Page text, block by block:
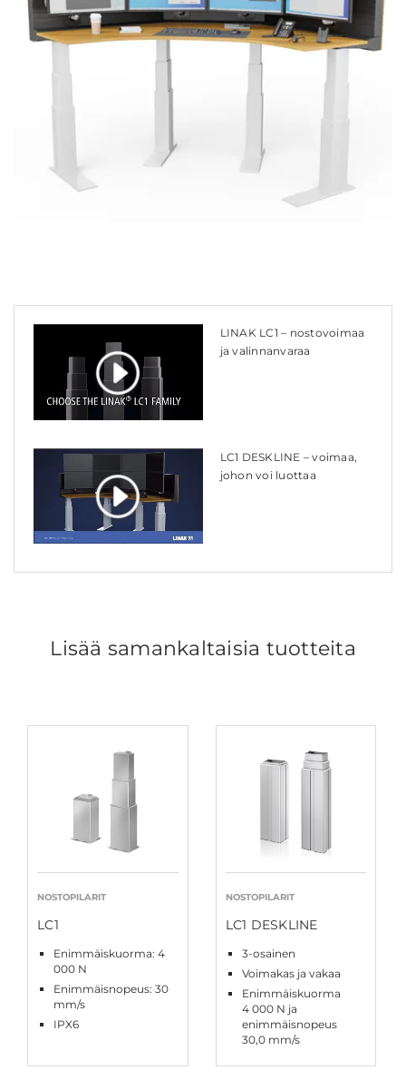
LINAK LC1 – nostovoimaa
ja valinnanvaraa
LC1 DESKLINE – voimaa,
johon voi luottaa
Lisää samankaltaisia tuotteita
NOSTOPILARIT
LC1
Enimmäiskuorma: 4
000 N
Enimmäisnopeus: 30
mm/s
IPX6
NOSTOPILARIT
LC1 DESKLINE
3-osainen
Voimakas ja vakaa
Enimmäiskuorma
4 000 N ja
enimmäisnopeus
30,0 mm/s